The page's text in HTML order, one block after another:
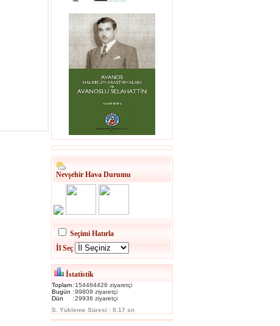
Nevşehir Hava Durumu
Seçimi Hatırla
İl Seç
İstatistik
Toplam: 154464426 ziyaretçi
Bugün :99809 ziyaretçi
Dün
:29936 ziyaretçi
S. Yükleme Süresi : 0.17 sn